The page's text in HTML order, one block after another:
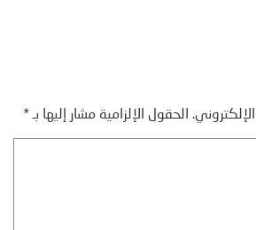
الحقول الإلزامية مشار إليها بـ*